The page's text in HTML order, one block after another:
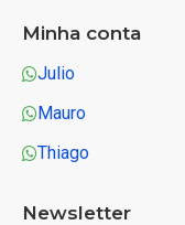
Minha conta
Julio
Mauro
Thiago
Newsletter